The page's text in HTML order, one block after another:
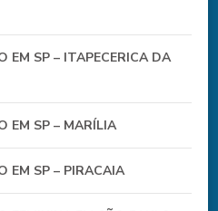
EM SP – ITAPECERICA DA
EM SP – MARÍLIA
EM SP – PIRACAIA